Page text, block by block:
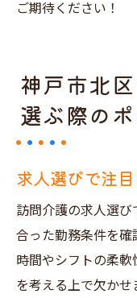
ご期待ください！
神戸市北
選ぶ際の
求人選びで注
訪問介護の求人選
合った勤務条件を確
時間やシフトの柔
を考える上で欠かせ